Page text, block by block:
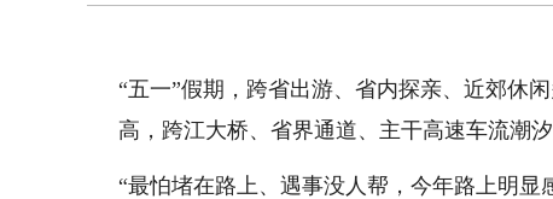
“五一”假期，跨省出游、省内探亲、近郊休
高，跨江大桥、省界通道、主干高速车流潮
“最怕堵在路上、遇事没人帮，今年路上明